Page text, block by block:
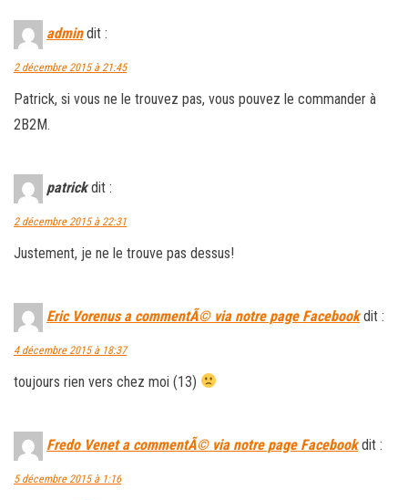
admin dit :
2 décembre 2015 à 21:45
Patrick, si vous ne le trouvez pas, vous pouvez le commander à
2B2M.
patrick dit :
2 décembre 2015 à 22:31
Justement, je ne le trouve pas dessus!
Eric Vorenus a commentÃ© via notre page Facebook dit :
4 décembre 2015 à 18:37
toujours rien vers chez moi (13)
Fredo Venet a commentÃ© via notre page Facebook dit :
5 décembre 2015 à 1:16